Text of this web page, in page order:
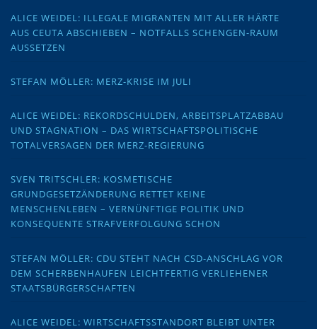
ALICE WEIDEL: ILLEGALE MIGRANTEN MIT ALLER HÄRTE
AUS CEUTA ABSCHIEBEN – NOTFALLS SCHENGEN-RAUM
AUSSETZEN
STEFAN MÖLLER: MERZ-KRISE IM JULI
ALICE WEIDEL: REKORDSCHULDEN, ARBEITSPLATZABBAU
UND STAGNATION – DAS WIRTSCHAFTSPOLITISCHE
TOTALVERSAGEN DER MERZ-REGIERUNG
SVEN TRITSCHLER: KOSMETISCHE
GRUNDGESETZÄNDERUNG RETTET KEINE
MENSCHENLEBEN – VERNÜNFTIGE POLITIK UND
KONSEQUENTE STRAFVERFOLGUNG SCHON
STEFAN MÖLLER: CDU STEHT NACH CSD-ANSCHLAG VOR
DEM SCHERBENHAUFEN LEICHTFERTIG VERLIEHENER
STAATSBÜRGERSCHAFTEN
ALICE WEIDEL: WIRTSCHAFTSSTANDORT BLEIBT UNTER